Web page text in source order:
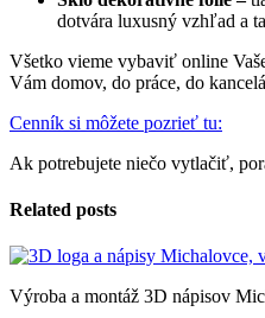
dotvára luxusný vzhľad a
Všetko vieme vybaviť online
Vám domov, do práce, do
Cenník si môžete pozrieť tu:
Ak potrebujete niečo vytlačiť,
Related posts
Výroba a montáž 3D nápisov